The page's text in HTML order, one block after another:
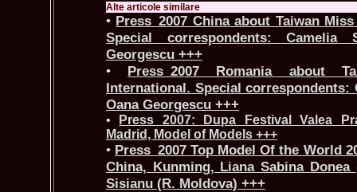
Alte articole similare
• Press_2007 China about Taiwan
Special correspondents: Camelia
Georgescu +++
• Press_2007 Romania about
International. Special correspondents:
Oana Georgescu +++
•
Press 2007: Dupa Festival Valea
Madrid, Model of Models +++
• Press_2007 Top Model Of the World
China, Kunming, Liana Sabina
Sisianu (R. Moldova) +++